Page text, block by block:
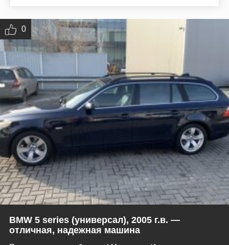
0
BMW 5 series (универсал), 2005 г.в. —
отличная, надежная машина